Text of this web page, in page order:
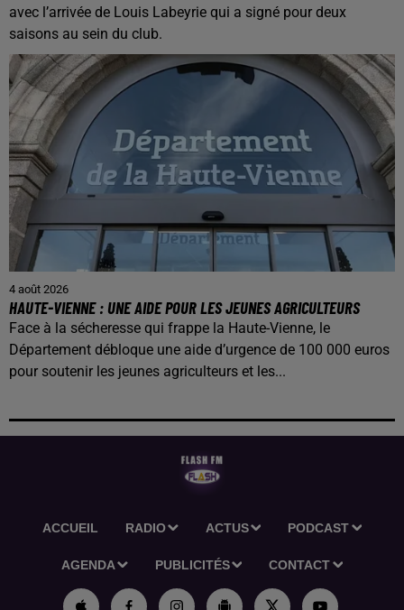
avec l’arrivée de Louis Labeyrie qui a signé pour deux
saisons au sein du club.
4 août 2026
HAUTE-VIENNE : UNE AIDE POUR LES JEUNES AGRICULTEURS
Face à la sécheresse qui frappe la Haute-Vienne, le
Département débloque une aide d’urgence de 100 000 euros
pour soutenir les jeunes agriculteurs et les...
ACCUEIL RADIO ACTUS PODCAST
AGENDA PUBLICITÉS CONTACT